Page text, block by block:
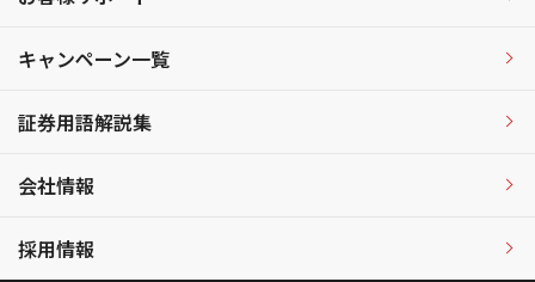
キャンペーン一覧
証券用語解説集
会社情報
採用情報